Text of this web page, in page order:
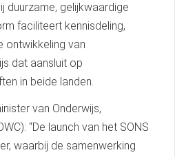
duurzame, gelijkwaardige
faciliteert kennisdeling,
ontwikkeling van
dat aansluit op
in beide landen.
van Onderwijs,
“De launch van het SONS
waarbij de samenwerking